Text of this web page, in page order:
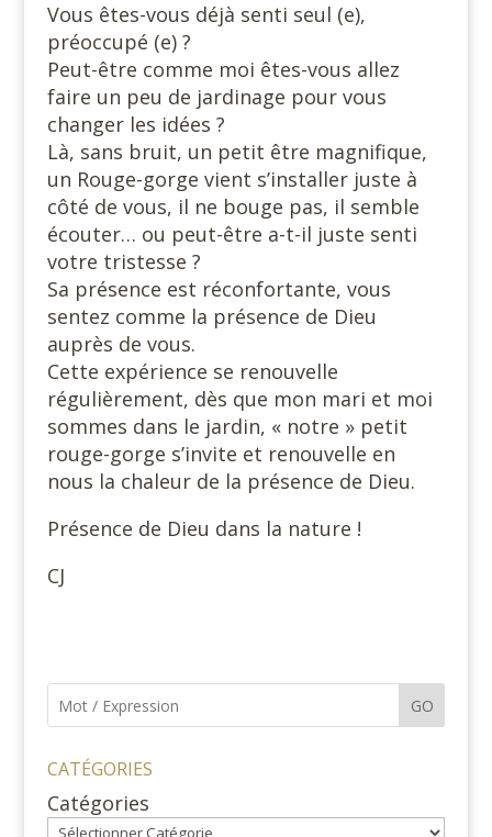
Vous êtes-vous déjà senti seul (e),
préoccupé (e) ?
Peut-être comme moi êtes-vous allez
faire un peu de jardinage pour vous
changer les idées ?
Là, sans bruit, un petit être magnifique,
un Rouge-gorge vient s’installer juste à
côté de vous, il ne bouge pas, il semble
écouter… ou peut-être a-t-il juste senti
votre tristesse ?
Sa présence est réconfortante, vous
sentez comme la présence de Dieu
auprès de vous.
Cette expérience se renouvelle
régulièrement, dès que mon mari et moi
sommes dans le jardin, « notre » petit
rouge-gorge s’invite et renouvelle en
nous la chaleur de la présence de Dieu.
Présence de Dieu dans la nature !
CJ
GO
CATÉGORIES
Catégories